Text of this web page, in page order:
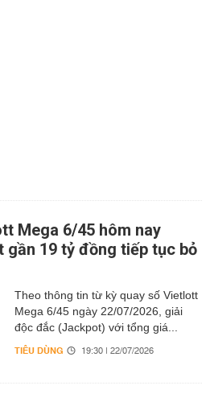
Mega 6/45 hôm nay
gần 19 tỷ đồng tiếp tục bỏ
Theo thông tin từ kỳ quay số Vietlott
Mega 6/45 ngày 22/07/2026, giải
độc đắc (Jackpot) với tổng giá...
TIÊU DÙNG 19:30 | 22/07/2026